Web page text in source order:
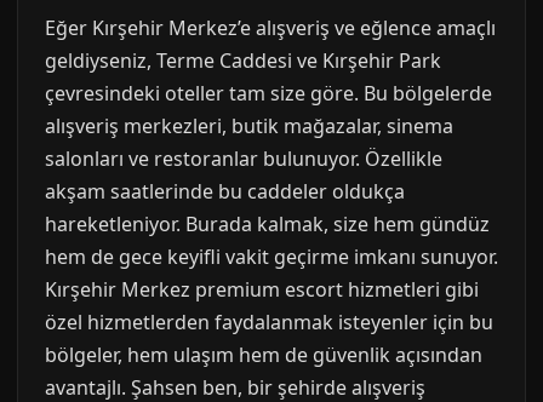
Eğer Kırşehir Merkez’e alışveriş ve eğlence amaçlı
geldiyseniz, Terme Caddesi ve Kırşehir Park
çevresindeki oteller tam size göre. Bu bölgelerde
alışveriş merkezleri, butik mağazalar, sinema
salonları ve restoranlar bulunuyor. Özellikle
akşam saatlerinde bu caddeler oldukça
hareketleniyor. Burada kalmak, size hem gündüz
hem de gece keyifli vakit geçirme imkanı sunuyor.
Kırşehir Merkez premium escort hizmetleri gibi
özel hizmetlerden faydalanmak isteyenler için bu
bölgeler, hem ulaşım hem de güvenlik açısından
avantajlı. Şahsen ben, bir şehirde alışveriş